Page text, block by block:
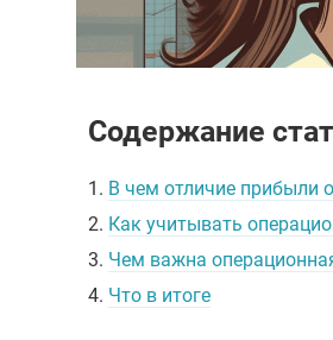
Содержание
1. В чем отличие прибыли
2. Как учитывать
3. Чем важна
4. Что в итоге